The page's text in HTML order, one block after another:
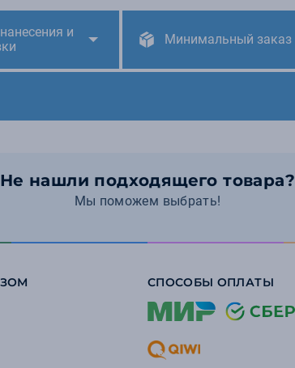
и
Минимальный заказ
Не нашли подходящего товара?
Мы поможем выбрать!
СПОСОБЫ ОПЛАТЫ